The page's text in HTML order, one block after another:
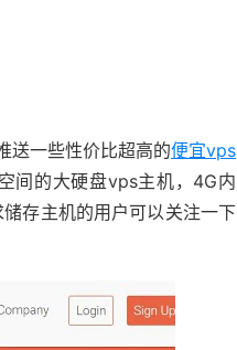
送一些性价比超高的便宜vps
间的大硬盘vps主机，4G内
存主机的用户可以关注一下